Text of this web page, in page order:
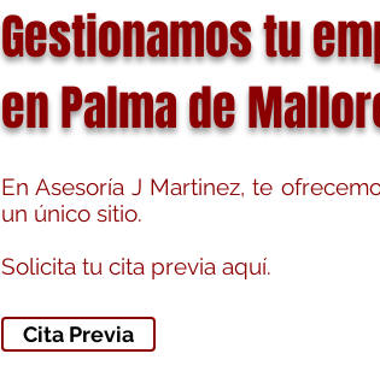
Gestionamos tu
en Palma de
En Asesoría J Martinez, te
un único sitio.
Solicita tu cita previa aquí.
Cita Previa